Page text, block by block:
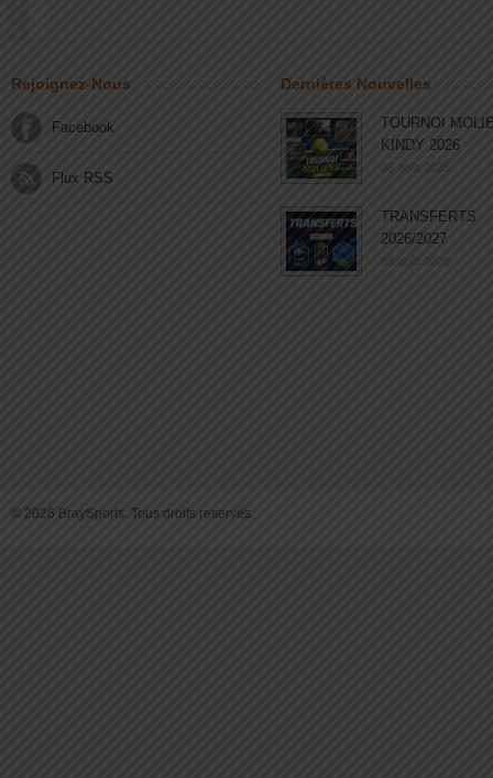
Rejoignez-Nous
Facebook
Flux RSS
Dernières Nouvelles
TOURNOI
KINDY 2026
03 août 2026
TRANSFERTS
2026/2027
03 août 2026
© 2026 BraySports. Tous droits reservés.